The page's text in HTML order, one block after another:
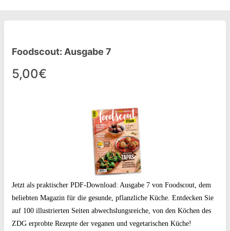
Foodscout: Ausgabe 7
5,00€
Jetzt als praktischer PDF-Download: Ausgabe 7 von Foodscout, dem
beliebten Magazin für die gesunde, pflanzliche Küche. Entdecken Sie
auf 100 illustrierten Seiten abwechslungsreiche, von den Köchen des
ZDG erprobte Rezepte der veganen und vegetarischen Küche!